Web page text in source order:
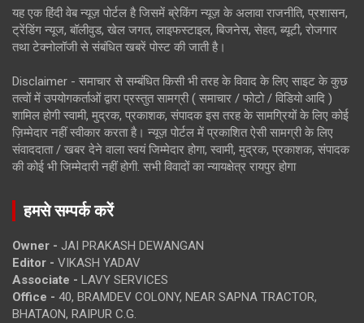
यह एक हिंदी वेब न्यूज़ पोर्टल है जिसमें ब्रेकिंग न्यूज़ के अलावा राजनीति, प्रशासन,
ट्रेंडिंग न्यूज, बॉलीवुड, खेल जगत, लाइफस्टाइल, बिजनेस, सेहत, ब्यूटी, रोजगार
तथा टेक्नोलॉजी से संबंधित खबरें पोस्ट की जाती है।
Disclaimer - समाचार से सम्बंधित किसी भी तरह के विवाद के लिए साइट के कुछ
तत्वों में उपयोगकर्ताओं द्वारा प्रस्तुत सामग्री ( समाचार / फोटो / विडियो आदि )
शामिल होगी स्वामी, मुद्रक, प्रकाशक, संपादक इस तरह के सामग्रियों के लिए कोई
ज़िम्मेदार नहीं स्वीकार करता है। न्यूज़ पोर्टल में प्रकाशित ऐसी सामग्री के लिए
संवाददाता / खबर देने वाला स्वयं जिम्मेदार होगा, स्वामी, मुद्रक, प्रकाशक, संपादक
की कोई भी जिम्मेदारी नहीं होगी. सभी विवादों का न्यायक्षेत्र रायपुर होगा
हमसे सम्पर्क करें
Owner - JAI PRAKASH DEWANGAN
Editor - VIKASH YADAV
Associate - LAVY SERVICES
Office - 40, BRAMDEV COLONY, NEAR SAPNA TRACTOR,
BHATAON, RAIPUR C.G.